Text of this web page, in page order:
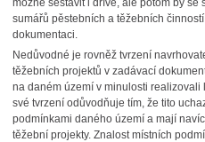
možné sestavit i dříve, ale potom by se
sumářů pěstebních a těžebních
dokumentaci.
Nedůvodné je rovněž tvrzení
těžebních projektů v zadávací
na daném území v minulosti
své tvrzení odůvodňuje tím, že tito
podmínkami daného území a mají
těžební projekty. Znalost místních